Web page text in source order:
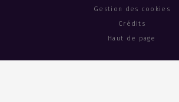
Gestion des cookies
Crédits
Haut de page